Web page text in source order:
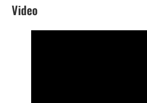
Video